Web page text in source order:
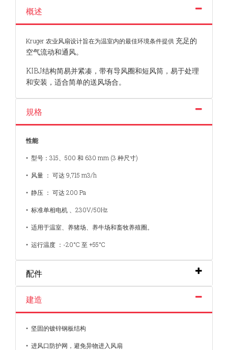
概述
Kruger 农业风扇设计旨在为温室内的最佳环境条件提供 充足的
空气流动和通风。
KIBJ结构简易并紧凑，带有导风圈和短风筒，易于处理
和安装，适合简单的送风场合。
規格
性能
• 型号：315、500 和 630 mm (3 种尺寸)
• 风量 ： 可达 9,715 m3/h
• 静压 ： 可达 200 Pa
• 标准单相电机 、230V/50Hz
• 适用于温室、养猪场、养牛场和畜牧养殖圈。
• 运行温度 ：-20°C 至 +55°C
配件
建造
• 坚固的镀锌钢板结构
• 进风口防护网，避免异物进入风扇